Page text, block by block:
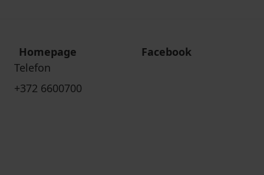
Homepage
Facebook
Telefon
+372 6600700